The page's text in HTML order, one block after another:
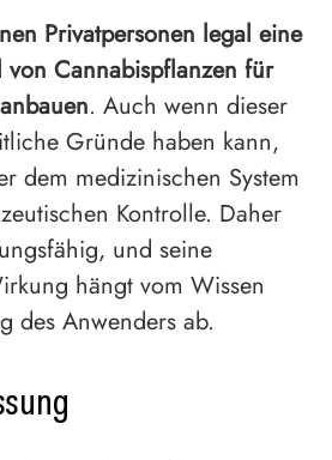
Privatpersonen legal eine
von Cannabispflanzen für
. Auch wenn dieser
Gründe haben kann,
dem medizinischen System
Kontrolle. Daher
und seine
hängt vom Wissen
des Anwenders ab.